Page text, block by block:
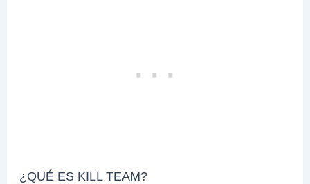
¿QUÉ ES KILL TEAM?